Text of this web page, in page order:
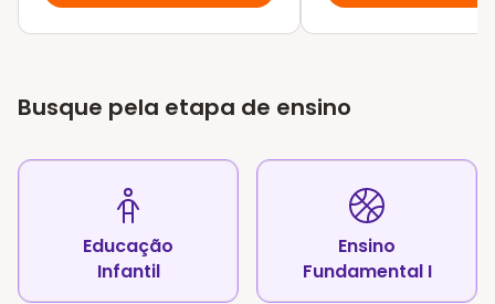
Busque pela etapa de ensino
Educação
Infantil
Ensino
Fundamental I